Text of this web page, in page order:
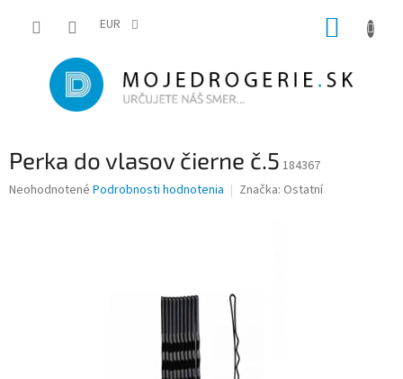
EUR
Perka do vlasov čierne č.5 184367
Priemerné
Neohodnotené Podrobnosti hodnotenia Značka: Ostatní